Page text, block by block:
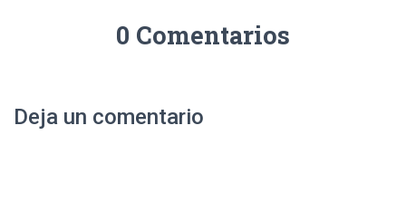
0 Comentarios
Deja un comentario